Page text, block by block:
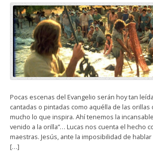
Pocas escenas del Evangelio serán hoy tan
cantadas o pintadas como aquélla de las orillas
mucho lo que inspira. Ahí tenemos la
venido a la orilla”… Lucas nos cuenta el hecho
maestras. Jesús, ante la imposibilidad de
[…]